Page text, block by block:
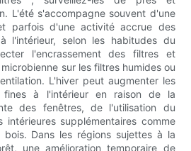
L'été s'accompagne souvent d'une
parfois d'une activité accrue des
l'intérieur, selon les habitudes du
l'encrassement des filtres et
sur les filtres humides ou
L'hiver peut augmenter les
fines à l'intérieur en raison de la
des fenêtres, de l'utilisation du
supplémentaires comme
Dans les régions sujettes à la
une amélioration temporaire de